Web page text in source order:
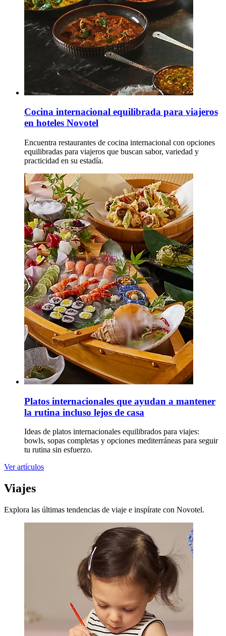
Cocina internacional equilibrada para viajeros
en hoteles Novotel
Encuentra restaurantes de cocina internacional con opciones
equilibradas para viajeros que buscan sabor, variedad y
practicidad en su estadía.
Platos internacionales que ayudan a mantener
la rutina incluso lejos de casa
Ideas de platos internacionales equilibrados para viajes:
bowls, sopas completas y opciones mediterráneas para seguir
tu rutina sin esfuerzo.
Ver artículos
Viajes
Explora las últimas tendencias de viaje e inspírate con Novotel.